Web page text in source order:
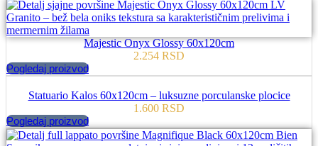
Majestic Onyx Glossy 60x120cm
2.254 RSD
Pogledaj proizvod
Statuario Kalos 60x120cm – luksuzne porculanske plocice
1.600 RSD
Pogledaj proizvod